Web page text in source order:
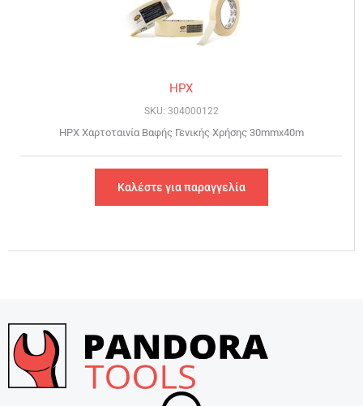
HPX
SKU: 304000122
HPX Χαρτοταινία Bαφής Γενικής Χρήσης 30mmx40m
Καλέστε για παραγγελία